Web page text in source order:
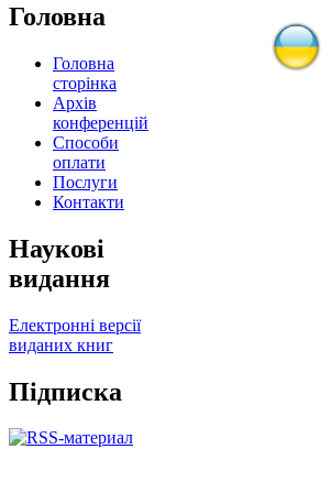
Головна
Головна
сторінка
Архів
конференцій
Способи
оплати
Послуги
Контакти
Наукові
видання
Електронні версії
виданих книг
Підписка